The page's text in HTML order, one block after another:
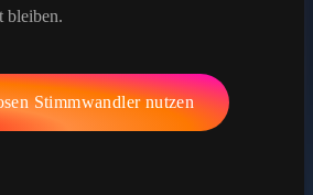
bleiben.
Stimmwandler nutzen